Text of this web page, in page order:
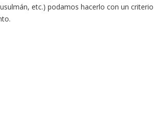
etc.) podamos hacerlo con un criterio